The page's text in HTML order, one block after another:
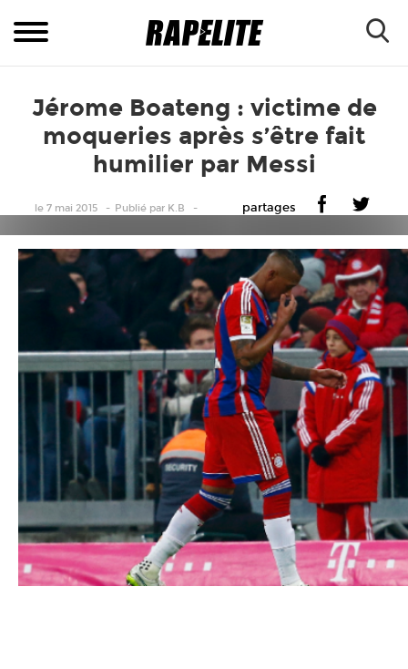
Jérome Boateng : victime de
moqueries après s’être fait
humilier par Messi
le 7 mai 2015 Publiépar K.B partages